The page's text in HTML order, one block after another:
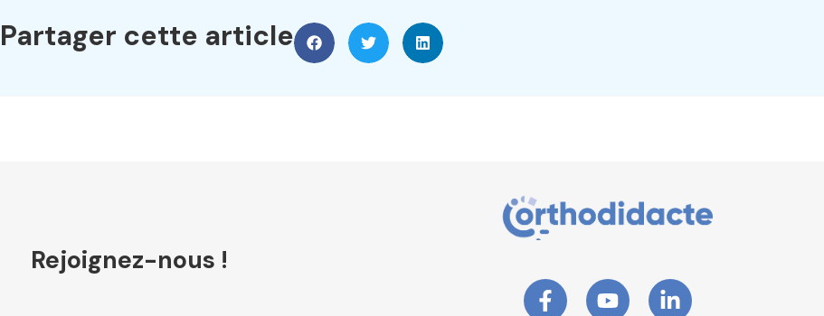
Partager cette article
Rejoignez-nous !